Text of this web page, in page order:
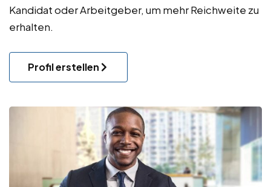
Kandidat oder Arbeitgeber, um mehr Reichweite zu
erhalten.
Profil erstellen